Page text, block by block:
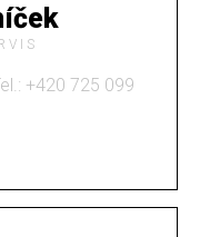
+420 725 099